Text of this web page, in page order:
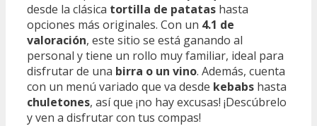
desde la clásica tortilla de patatas hasta
opciones más originales. Con un 4.1 de
valoración, este sitio se está ganando al
personal y tiene un rollo muy familiar, ideal para
disfrutar de una birra o un vino. Además, cuenta
con un menú variado que va desde kebabs hasta
chuletones, así que ¡no hay excusas! ¡Descúbrelo
y ven a disfrutar con tus compas!